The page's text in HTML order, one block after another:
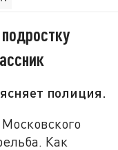
полиция.
Как